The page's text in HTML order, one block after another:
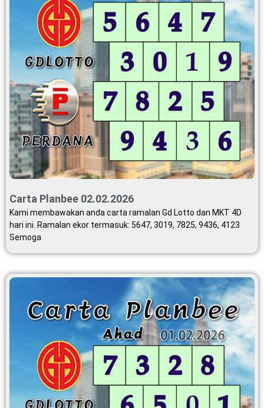
Carta Planbee 02.02.2026
Kami membawakan anda carta ramalan Gd Lotto dan MKT 4D
hari ini. Ramalan ekor termasuk: 5647, 3019, 7825, 9436, 4123
Semoga